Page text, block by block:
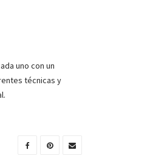
uno con un
técnicas y